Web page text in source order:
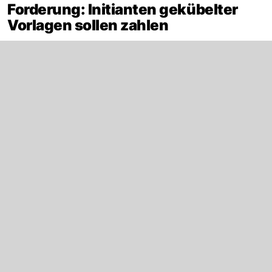
Forderung: Initianten gekübelter
Vorlagen sollen zahlen